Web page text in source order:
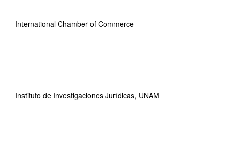
International Chamber of Commerce
Instituto de Investigaciones Jurídicas, UNAM